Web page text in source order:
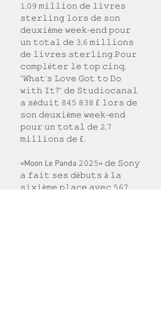
𝟷,𝟶𝟿 𝚖𝚒𝚕𝚕𝚒𝚘𝚗 𝚍𝚎 𝚕𝚒𝚟𝚛𝚎𝚜
𝚜𝚝𝚎𝚛𝚕𝚒𝚗𝚐 𝚕𝚘𝚛𝚜 𝚍𝚎 𝚜𝚘𝚗
𝚍𝚎𝚞𝚡𝚒è𝚖𝚎 𝚠𝚎𝚎𝚔-𝚎𝚗𝚍 𝚙𝚘𝚞𝚛
𝚞𝚗 𝚝𝚘𝚝𝚊𝚕 𝚍𝚎 𝟹,𝟼 𝚖𝚒𝚕𝚕𝚒𝚘𝚗𝚜
𝚍𝚎 𝚕𝚒𝚟𝚛𝚎𝚜 𝚜𝚝𝚎𝚛𝚕𝚒𝚗𝚐.𝙿𝚘𝚞𝚛
𝚌𝚘𝚖𝚙𝚕é𝚝𝚎𝚛 𝚕𝚎 𝚝𝚘𝚙 𝚌𝚒𝚗𝚚,
“𝚆𝚑𝚊𝚝’𝚜 𝙻𝚘𝚟𝚎 𝙶𝚘𝚝 𝚝𝚘 𝙳𝚘
𝚠𝚒𝚝𝚑 𝙸𝚝?” 𝚍𝚎 𝚂𝚝𝚞𝚍𝚒𝚘𝚌𝚊𝚗𝚊𝚕
𝚊 𝚜é𝚍𝚞𝚒𝚝 𝟾𝟺𝟻 𝟾𝟹𝟾 £ 𝚕𝚘𝚛𝚜 𝚍𝚎
𝚜𝚘𝚗 𝚍𝚎𝚞𝚡𝚒è𝚖𝚎 𝚠𝚎𝚎𝚔-𝚎𝚗𝚍
𝚙𝚘𝚞𝚛 𝚞𝚗 𝚝𝚘𝚝𝚊𝚕 𝚍𝚎 𝟸,𝟽
𝚖𝚒𝚕𝚕𝚒𝚘𝚗𝚜 𝚍𝚎 £.
«Moon Le Panda 𝟸𝟶𝟸𝟻» 𝚍𝚎 𝚂𝚘𝚗𝚢
𝚊 𝚏𝚊𝚒𝚝 𝚜𝚎𝚜 𝚍é𝚋𝚞𝚝𝚜 à 𝚕𝚊
𝚜𝚒𝚡𝚒è𝚖𝚎 𝚙𝚕𝚊𝚌𝚎 𝚊𝚟𝚎𝚌 𝟻𝟼𝟽